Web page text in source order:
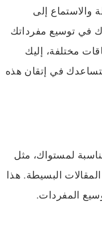
إلى
في توسيع مفرداتك
مختلفة، إليك
في إتقان هذه
لمستواك، مثل
المقالات البسيطة. هذا
المفردات.